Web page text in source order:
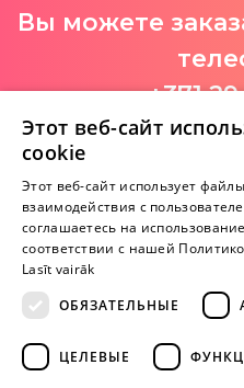
Вы можете
+371
I-V
Пока
Будь
Внимание! Yesyes.lv
информацию
Этот веб-сайт
cookie
Этот веб-сайт использует
взаимодействия с
соглашаетесь на
соответствии с нашей
Lasīt vairāk
ОБЯЗАТЕЛЬНЫЕ
ЦЕЛЕВЫЕ